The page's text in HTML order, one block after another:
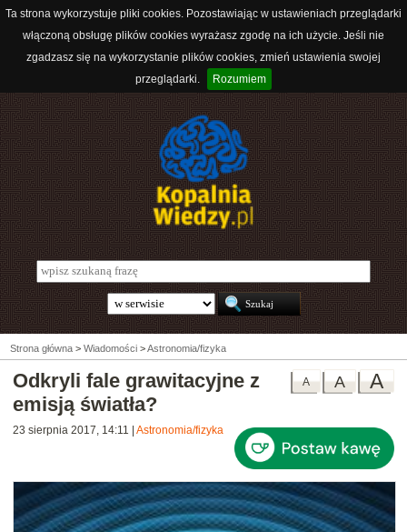
Ta strona wykorzystuje pliki cookies. Pozostawiając w ustawieniach przeglądarki
włączoną obsługę plików cookies wyrażasz zgodę na ich użycie. Jeśli nie
zgadzasz się na wykorzystanie plików cookies, zmień ustawienia swojej
przeglądarki.
Rozumiem
Strona główna > Wiadomości >Astronomia/fizyka
A
A
A
Odkryli fale grawitacyjne z
emisją światła?
23 sierpnia 2017, 14:11 Astronomia/fizyka